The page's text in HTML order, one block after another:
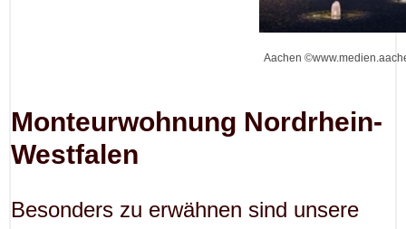
Aachen
Monteurwohnung Nordrhein-
Westfalen
Besonders zu erwähnen sind unsere